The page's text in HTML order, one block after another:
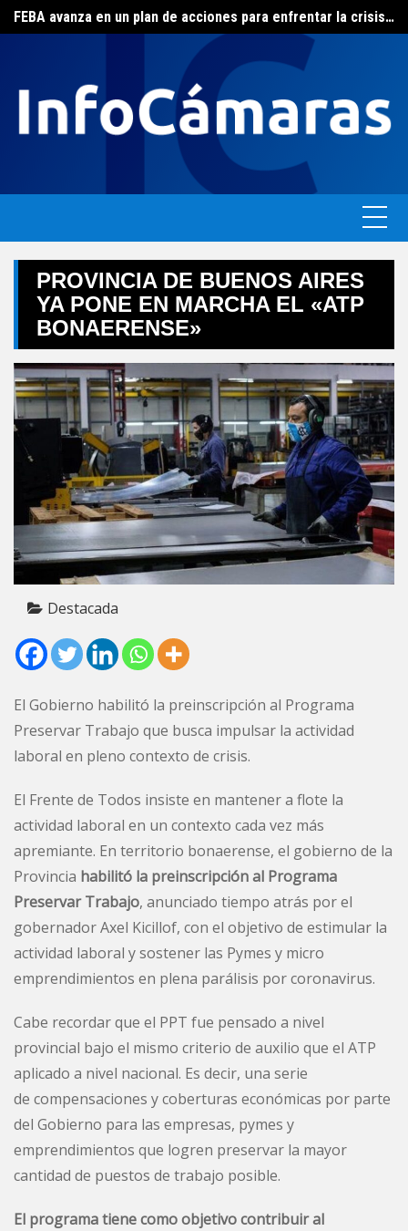
Skip
to El ERAS continúa con el beneficio de la tarifa social del agua
PROVINCIA DE BUENOS AIRES
YA PONE EN MARCHA EL «ATP
BONAERENSE»
Destacada
El Gobierno habilitó la preinscripción al Programa
Preservar Trabajo que busca impulsar la actividad
laboral en pleno contexto de crisis.
El Frente de Todos insiste en mantener a flote la
actividad laboral en un contexto cada vez más
apremiante. En territorio bonaerense, el gobierno de la
Provincia habilitó la preinscripción al Programa
Preservar Trabajo, anunciado tiempo atrás por el
gobernador Axel Kicillof, con el objetivo de estimular la
actividad laboral y sostener las Pymes y micro
emprendimientos en plena parálisis por coronavirus.
Cabe recordar que el PPT fue pensado a nivel
provincial bajo el mismo criterio de auxilio que el ATP
aplicado a nivel nacional. Es decir, una serie
de compensaciones y coberturas económicas por parte
del Gobierno para las empresas, pymes y
emprendimientos que logren preservar la mayor
cantidad de puestos de trabajo posible.
El programa tiene como objetivo contribuir al